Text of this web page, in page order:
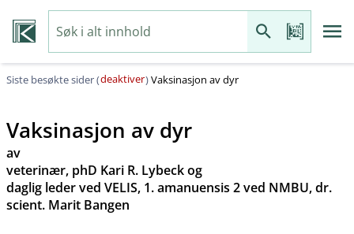
Siste besøkte sider (deaktiver)Vaksinasjon av dyr
Vaksinasjon av dyr
av
veterinær, phD Kari R. Lybeck og
daglig leder ved VELIS, 1. amanuensis 2 ved NMBU, dr.
scient. Marit Bangen